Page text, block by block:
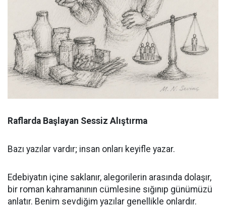
Raflarda Başlayan Sessiz Alıştırma
Bazı yazılar vardır; insan onları keyifle yazar.
Edebiyatın içine saklanır, alegorilerin arasında dolaşır,
bir roman kahramanının cümlesine sığınıp günümüzü
anlatır. Benim sevdiğim yazılar genellikle onlardır.